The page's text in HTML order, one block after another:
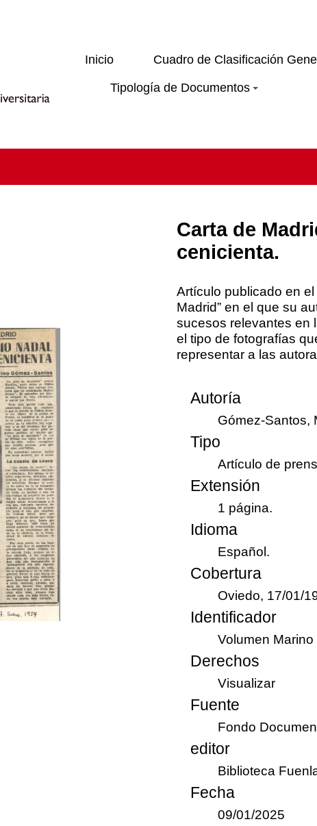
Inicio Cuadro de Clasificación
Tipología de Documentos
Carta de
cenicienta.
Artículo publicado en el
Madrid” en el que su
sucesos relevantes en
el tipo de fotografías
representar a las
Autoría
Gómez-Santos,
Tipo
Artículo de
Extensión
1 página.
Idioma
Español.
Cobertura
Oviedo, 17/01/
Identificador
Volumen
Derechos
Visualizar
Fuente
Fondo
editor
Biblioteca
Fecha
09/01/2025